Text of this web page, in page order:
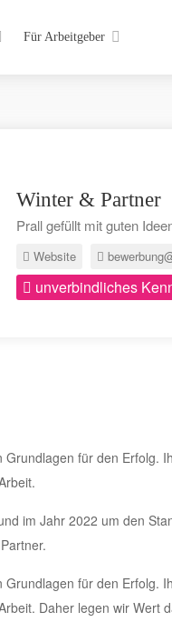
Für Arbeitgeber
Winter & Partner
Prall gefüllt mit guten
Website
unverbindliches
für den Erfolg.
im Jahr 2022 um den
für den Erfolg.
Daher legen wir Wert